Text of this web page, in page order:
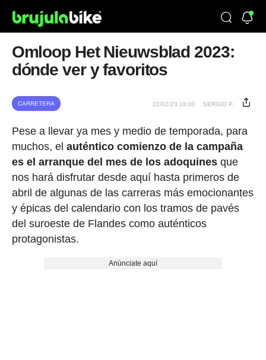
Omloop Het Nieuwsblad 2023:
dónde ver y favoritos
CARRETERA 22/02/23 18:00 SERGIO P.
Pese a llevar ya mes y medio de temporada, para
muchos, el auténtico comienzo de la campaña
es el arranque del mes de los adoquinesque
nos hará disfrutar desde aquí hasta primeros de
abril de algunas de las carreras más emocionantes
y épicas del calendario con los tramos de pavés
del suroeste de Flandes como auténticos
protagonistas.
Anúnciate aquí